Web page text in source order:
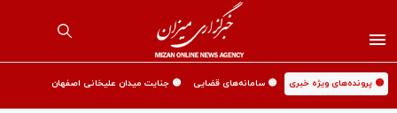
🟡 پرونده‌های ویژه خبری 🟡 سامانه‌های قضایی 🟡 جنایت میدان علیخانی اصفهان